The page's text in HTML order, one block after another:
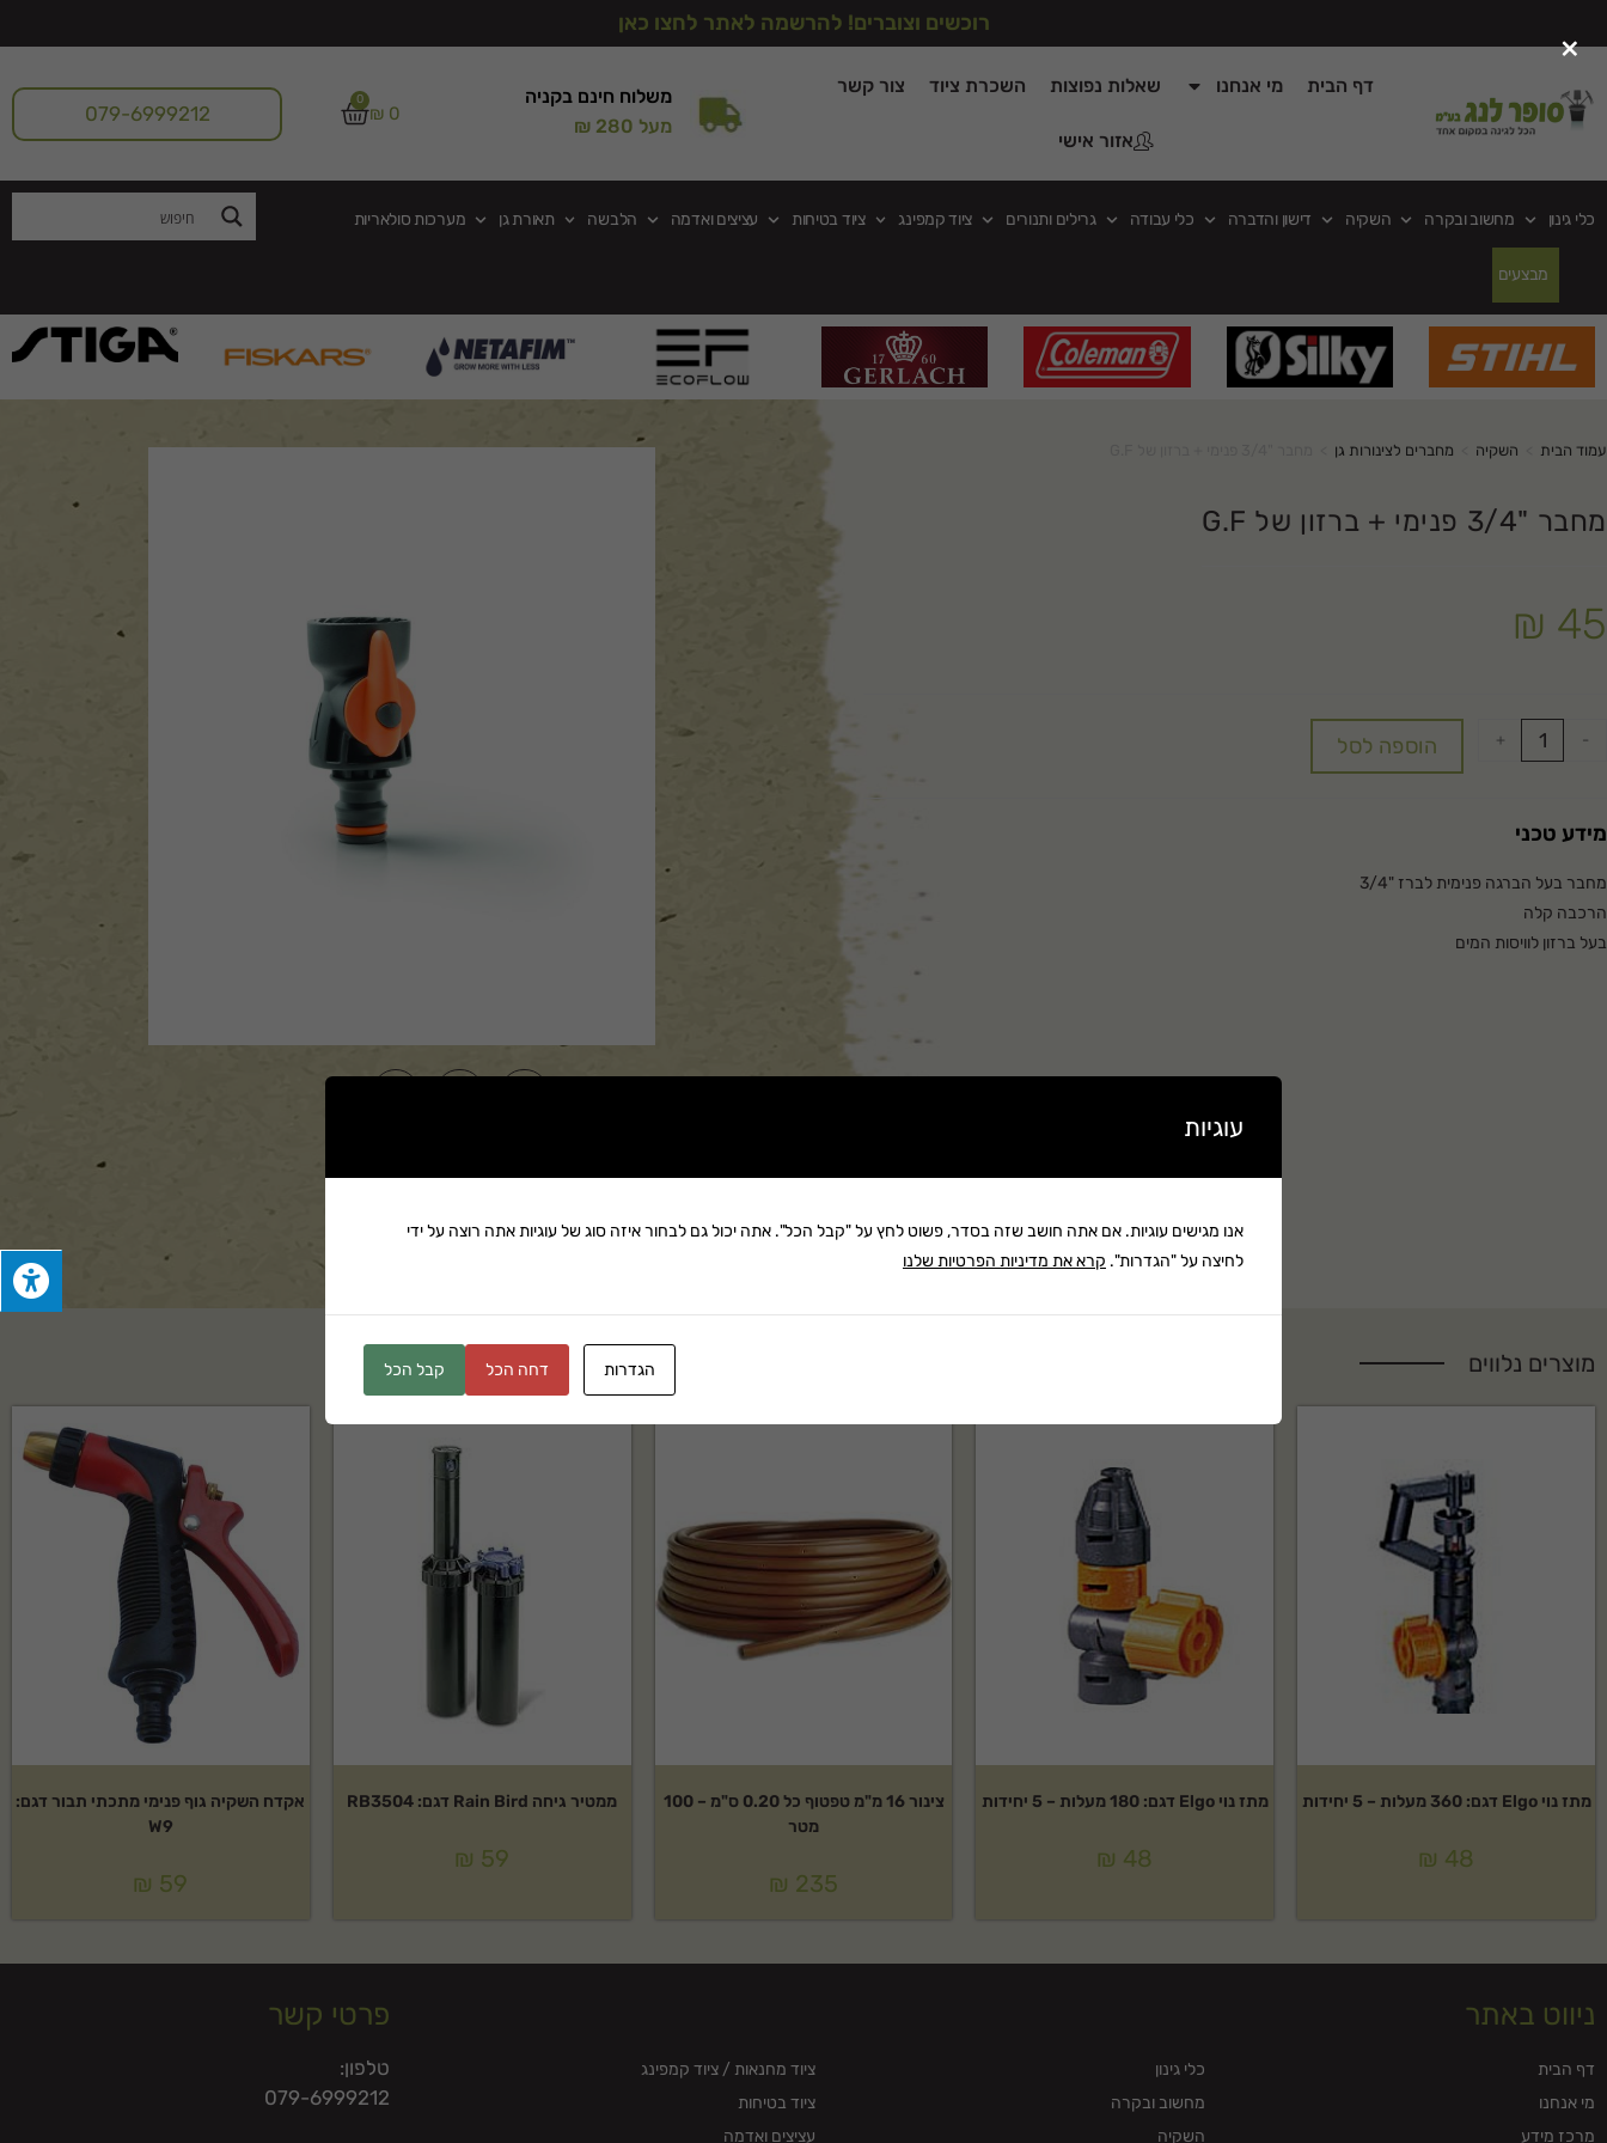
רוכשים וצוברים! להרשמה לאתר לחצו כאן
דף הבית מי אנחנו שאלות נפוצות השכרת ציוד צור קשר
אזור אישי
משלוח חינם בקניה
מעל 280 ₪
₪0
0
079-6999212
כלי גינון מחשוב ובקרה השקיה דישון והדברה כלי עבודה גרילים ותנורים ציוד קמפינג ציוד בטיחות עציצים ואדמה הלבשה תאורת גן מערכות סולאריות
מבצעים
עמוד הבית השקיה מחברים לצינורות גן
מחבר "3/4 פנימי + ברזון של G.F
₪ 45
-
+ הוספה לסל
מידע טכני
מחבר בעל הברגה פנימית לברז "3/4
הרכבה קלה
בעל ברזון לוויסות המים
שתף:
זמן אספקה:עד 8 ימי עסקים
מוצרים נלווים
מתז נוי Elgo דגם: 360 מעלות – 5 יחידות
₪ 48
מתז נוי Elgo דגם: 180 מעלות – 5 יחידות
₪ 48
צינור 16 מ"מ טפטוף כל 0.20 ס"מ – 100
מטר
₪ 235
ממטיר גיחה Rain Bird דגם: RB3504
₪ 59
אקדח השקיה גוף פנימי מתכתי תבור דגם:
W9
₪ 59
ניווט באתר
דף הבית
מי אנחנו
מרכז מידע
כלי גינון
מחשוב ובקרה
השקיה
ציוד מחנאות / ציוד קמפינג
ציוד בטיחות
עציצים ואדמה
פרטי קשר
טלפון:
079-6999212
×
עוגיות
אנו מגישים עוגיות. אם אתה חושב שזה בסדר, פשוט לחץ על "קבל הכל". אתה יכול גם לבחור איזה סוג של עוגיות אתה רוצה על ידי
לחיצה על "הגדרות". קרא את מדיניות הפרטיות שלנו
הגדרות דחה הכל קבל הכל